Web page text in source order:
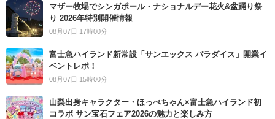
マザー牧場でシンガポール・ナショナルデー花火&盆踊り祭
り 2026年特別開催情報
08月07日 17時00分
富士急ハイランド新常設「サンエックス パラダイス」開業イ
ベントレポ！
08月07日 15時00分
山梨出身キャラクター・ほっぺちゃん×富士急ハイランド初
コラボ サン宝石フェア2026の魅力と楽しみ方